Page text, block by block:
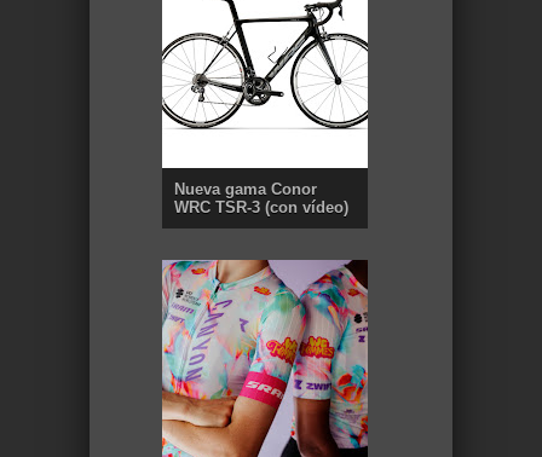
Nueva gama Conor
WRC TSR-3 (con vídeo)